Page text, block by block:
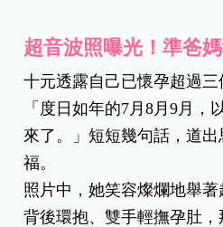
超音波照曝光！準爸
十元透露自己已懷孕超過三
「度日如年的7月8月9月，
來了。」短短幾句話，道
福。
照片中，她笑容燦爛地舉
背後環抱、雙手輕撫孕肚